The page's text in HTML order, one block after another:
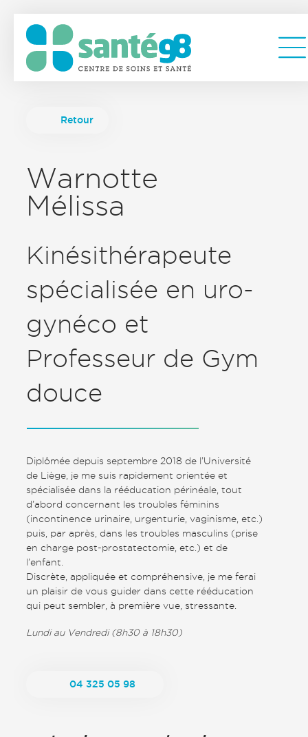
Retour
Warnotte
Mélissa
Kinésithérapeute
spécialisée en uro-
gynéco et
Professeur de Gym
douce
Diplômée depuis septembre 2018 de l’Université
de Liège, je me suis rapidement orientée et
spécialisée dans la rééducation périnéale, tout
d’abord concernant les troubles féminins
(incontinence urinaire, urgenturie, vaginisme, etc.)
puis, par après, dans les troubles masculins (prise
en charge post-prostatectomie, etc.) et de
l’enfant.
Discrète, appliquée et compréhensive, je me ferai
un plaisir de vous guider dans cette rééducation
qui peut sembler, à première vue, stressante.
Lundi au Vendredi (8h30 à 18h30)
04 325 05 98